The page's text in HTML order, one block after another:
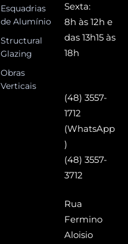
Esquadrias
de Alumínio
Structural
Glazing
Obras
Verticais
Sexta:
8h às 12h e
das 13h15 às
18h
(48) 3557-
1712
(WhatsApp
)
(48) 3557-
3712
Rua
Fermino
Aloisio